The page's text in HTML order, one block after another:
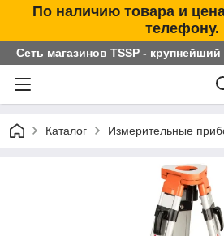
По наличию товара и
телефону.
Сеть магазинов TSSP -
Каталог Измерительные